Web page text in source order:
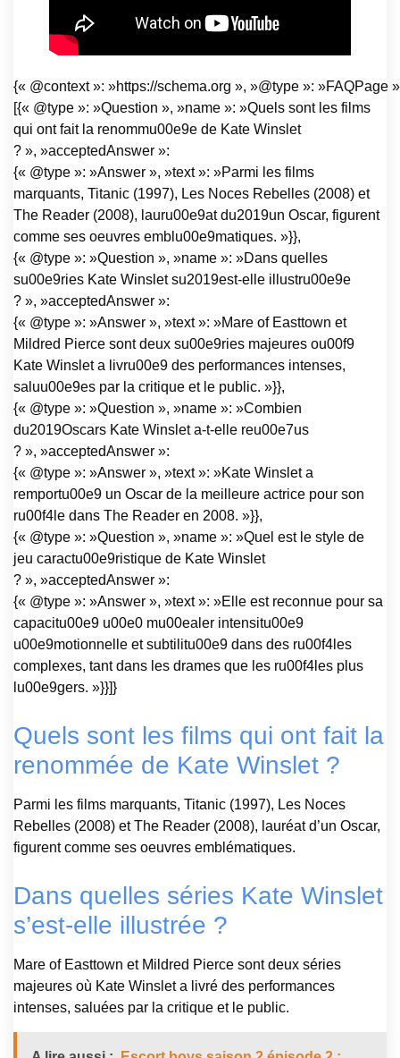
{« @context »: »https://schema.org », »@type »: »FAQPage
[{« @type »: »Question », »name »: »Quels sont les films
qui ont fait la renommu00e9e de Kate Winslet
? », »acceptedAnswer »:
{« @type »: »Answer », »text »: »Parmi les films
marquants, Titanic (1997), Les Noces Rebelles (2008) et
The Reader (2008), lauru00e9at du2019un Oscar, figurent
comme ses oeuvres emblu00e9matiques. »}},
{« @type »: »Question », »name »: »Dans quelles
su00e9ries Kate Winslet su2019est-elle illustru00e9e
? », »acceptedAnswer »:
{« @type »: »Answer », »text »: »Mare of Easttown et
Mildred Pierce sont deux su00e9ries majeures ou00f9
Kate Winslet a livru00e9 des performances intenses,
saluu00e9es par la critique et le public. »}},
{« @type »: »Question », »name »: »Combien
du2019Oscars Kate Winslet a-t-elle reu00e7us
? », »acceptedAnswer »:
{« @type »: »Answer », »text »: »Kate Winslet a
remportu00e9 un Oscar de la meilleure actrice pour son
ru00f4le dans The Reader en 2008. »}},
{« @type »: »Question », »name »: »Quel est le style de
jeu caractu00e9ristique de Kate Winslet
? », »acceptedAnswer »:
{« @type »: »Answer », »text »: »Elle est reconnue pour sa
capacitu00e9 u00e0 mu00ealer intensitu00e9
u00e9motionnelle et subtilitu00e9 dans des ru00f4les
complexes, tant dans les drames que les ru00f4les plus
lu00e9gers. »}}]}
Quels sont les films qui ont fait la
renommée de Kate Winslet ?
Parmi les films marquants, Titanic (1997), Les Noces
Rebelles (2008) et The Reader (2008), lauréat d’un Oscar,
figurent comme ses oeuvres emblématiques.
Dans quelles séries Kate Winslet
s’est-elle illustrée ?
Mare of Easttown et Mildred Pierce sont deux séries
majeures où Kate Winslet a livré des performances
intenses, saluées par la critique et le public.